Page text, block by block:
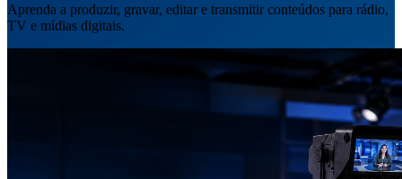
Aprenda a produzir, gravar, editar e transmitir conteúdos para rádio,
TV e mídias digitais.